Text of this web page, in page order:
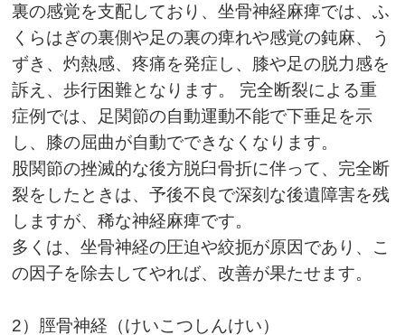
裏の感覚を支配しており、坐骨神経麻痺では、ふ
くらはぎの裏側や足の裏の痺れや感覚の鈍麻、う
ずき、灼熱感、疼痛を発症し、膝や足の脱力感を
訴え、歩行困難となります。 完全断裂による重
症例では、足関節の自動運動不能で下垂足を示
し、膝の屈曲が自動でできなくなります。
股関節の挫滅的な後方脱臼骨折に伴って、完全断
裂をしたときは、予後不良で深刻な後遺障害を残
しますが、稀な神経麻痺です。
多くは、坐骨神経の圧迫や絞扼が原因であり、こ
の因子を除去してやれば、改善が果たせます。
2）脛骨神経（けいこつしんけい）